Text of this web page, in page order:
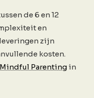
de 6 en 12
en
zijn
kosten.
Mindful Parenting in